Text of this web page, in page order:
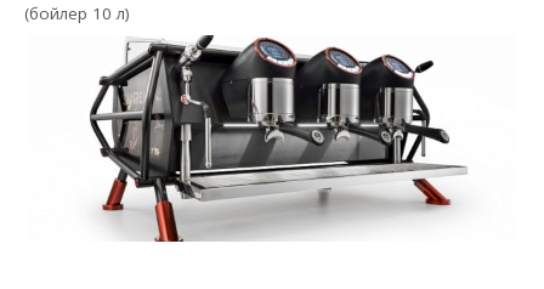
(бойлер 10 л)